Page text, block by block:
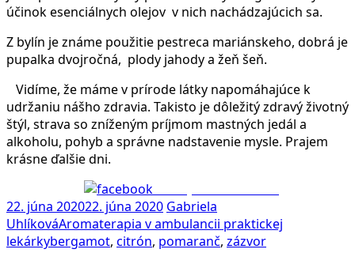
účinok esenciálnych olejov v nich nachádzajúcich sa.
Z bylín je známe použitie pestreca mariánskeho, dobrá je
pupalka dvojročná, plody jahody a žeň šeň.
Vidíme, že máme v prírode látky napomáhajúce k
udržaniu nášho zdravia. Takisto je dôležitý zdravý životný
štýl, strava so zníženým príjmom mastných jedál a
alkoholu, pohyb a správne nadstavenie mysle. Prajem
krásne ďalšie dni.
22. júna 202022. júna 2020 Gabriela
UhlíkováAromaterapia v ambulancii praktickej
lekárkybergamot, citrón, pomaranč, zázvor